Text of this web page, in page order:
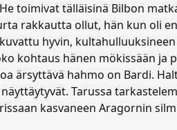
toimivat tälläisinä Bilbon
rakkautta ollut, hän kun oli
hyvin,
kohtaus hänen mökissään ja
ärsyttävä hahmo on Bardi.
Tarussa
kasvaneen Aragornin